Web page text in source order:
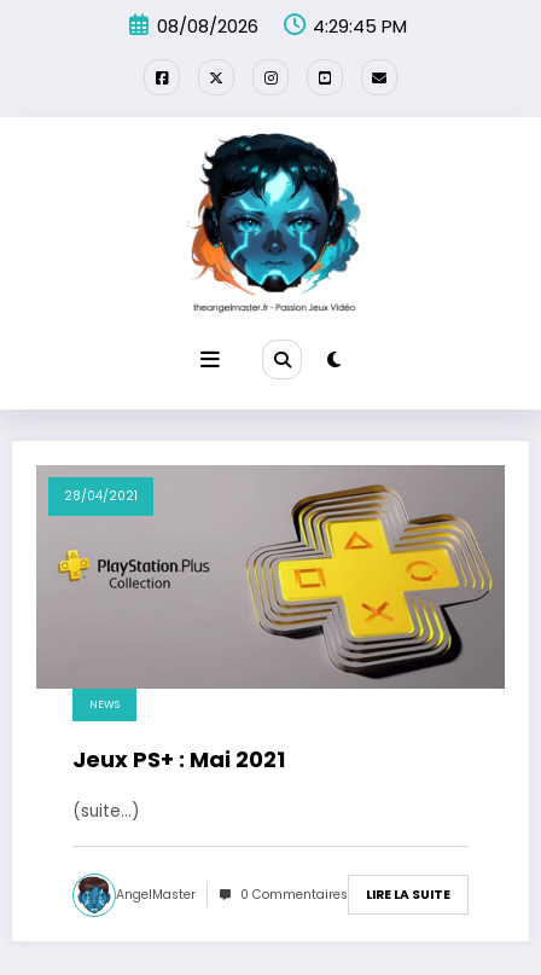
08/08/2026 4:29:45 PM
28/04/2021
NEWS
Jeux PS+ : Mai 2021
(suite…)
AngelMaster 0 Commentaires LIRE LA SUITE